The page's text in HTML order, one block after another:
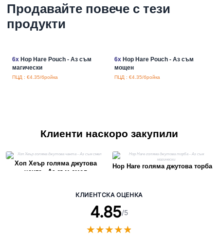
Продавайте повече с тези
продукти
6xHop Hare Pouch - Аз съм
магически
ПЦД : €4.35/бройка
6xHop Hare Pouch - Аз съм
мощен
ПЦД : €4.35/бройка
Клиенти наскоро закупили
Хоп Хеър голяма джутова
чанта - Аз съм смел
Hop Hare голяма джутова торба
КЛИЕНТСКА ОЦЕНКА
4.85/5
★★★★★
★★★★★